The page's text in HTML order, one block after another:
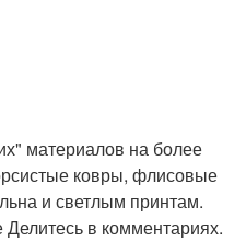
материалов на более
ковры, флисовые
и светлым принтам.
в комментариях.